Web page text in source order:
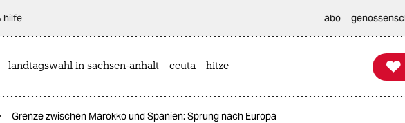
hilfe abo
landtagswahl in sachsen-anhalt ceuta hitze 
taz
Grenze zwischen Marokko und Spanien: Sprung nach Europa